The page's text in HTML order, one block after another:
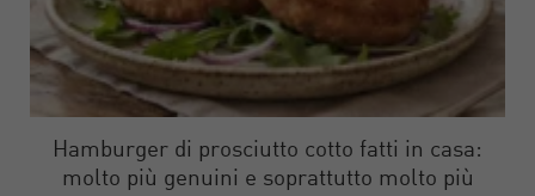
Hamburger di prosciutto cotto fatti in casa:
molto più genuini e soprattutto molto più